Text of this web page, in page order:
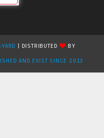
| DISTRIBUTED
BY
AND EXIST SINCE 2013